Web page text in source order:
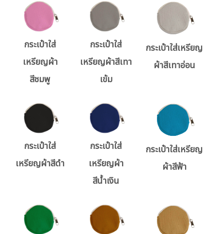
กระเป๋าใส่
เหรียญผ้า
สีชมพู
กระเป๋าใส่
เหรียญผ้าสีเทา
เข้ม
กระเป๋าใส่เหรียญ
ผ้าสีเทาอ่อน
กระเป๋าใส่
เหรียญผ้าสีดำ
กระเป๋าใส่
เหรียญผ้า
สีน้ำเงิน
กระเป๋าใส่เหรียญ
ผ้าสีฟ้า